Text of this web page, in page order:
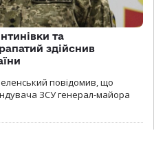
та
здійснив
повідомив, що
ЗСУ генерал-майора